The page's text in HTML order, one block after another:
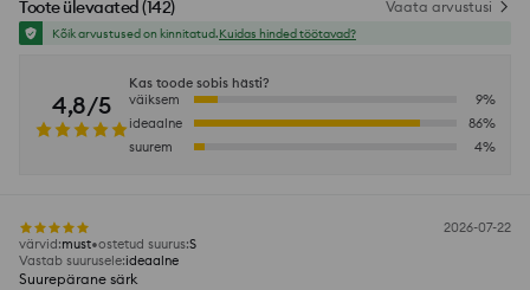
Toote ülevaated (142) Vaata arvustusi
Kõik arvustused on kinnitatud.Kuidas hinded töötavad?
4,8/5
Kas toode sobis hästi?
väiksem
9%
ideaalne
86%
suurem
4%
2026-07-22
värvid:must ostetud suurus:S
Vastab suurusele:ideaalne
Suurepärane särk